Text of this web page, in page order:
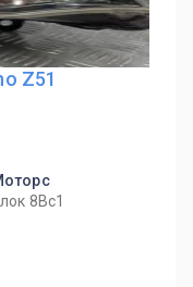
Z51
8Вс1